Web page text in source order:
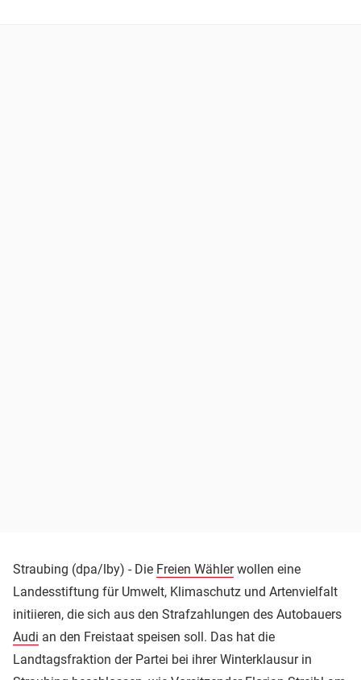
Straubing (dpa/lby) - Die Freien Wählerwollen eine
Landesstiftung für Umwelt, Klimaschutz und Artenvielfalt
initiieren, die sich aus den Strafzahlungen des Autobauers
Audi an den Freistaat speisen soll. Das hat die
Landtagsfraktion der Partei bei ihrer Winterklausur in